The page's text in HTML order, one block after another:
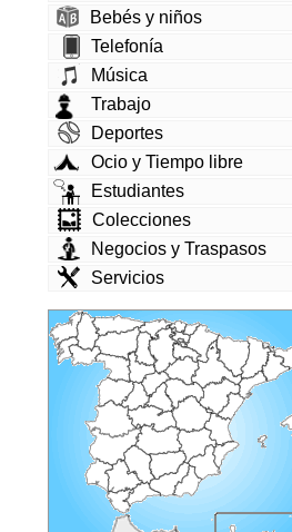
Bebés y niños
Telefonía
Música
Trabajo
Deportes
Ocio y Tiempo libre
Estudiantes
Colecciones
Negocios y Traspasos
Servicios